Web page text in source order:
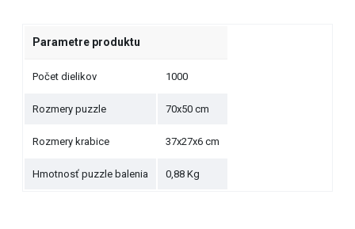
Parametre produktu
Počet dielikov 1000
Rozmery puzzle 70x50 cm
Rozmery krabice 37x27x6 cm
Hmotnosť puzzle balenia 0,88 Kg